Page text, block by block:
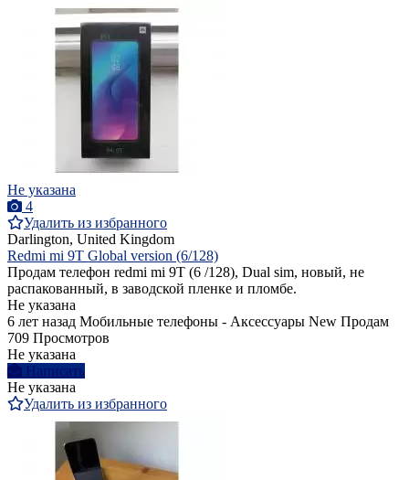
Не указана
4
Удалить из избранного
Darlington, United Kingdom
Redmi mi 9T Global version (6/128)
Продам телефон redmi mi 9T (6 /128), Dual sim, новый, не
распакованный, в заводской пленке и пломбе.
Не указана
6 лет назад Мобильные телефоны - Аксессуары New Продам
709 Просмотров
Не указана
Написать
Не указана
Удалить из избранного